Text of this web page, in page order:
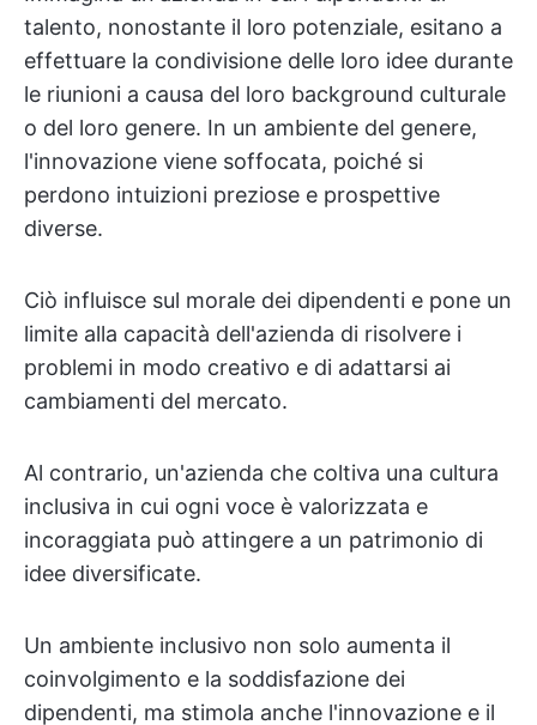
talento, nonostante il loro potenziale, esitano a
effettuare la condivisione delle loro idee durante
le riunioni a causa del loro background culturale
o del loro genere. In un ambiente del genere,
l'innovazione viene soffocata, poiché si
perdono intuizioni preziose e prospettive
diverse.
Ciò influisce sul morale dei dipendenti e pone un
limite alla capacità dell'azienda di risolvere i
problemi in modo creativo e di adattarsi ai
cambiamenti del mercato.
Al contrario, un'azienda che coltiva una cultura
inclusiva in cui ogni voce è valorizzata e
incoraggiata può attingere a un patrimonio di
idee diversificate.
Un ambiente inclusivo non solo aumenta il
coinvolgimento e la soddisfazione dei
dipendenti, ma stimola anche l'innovazione e il